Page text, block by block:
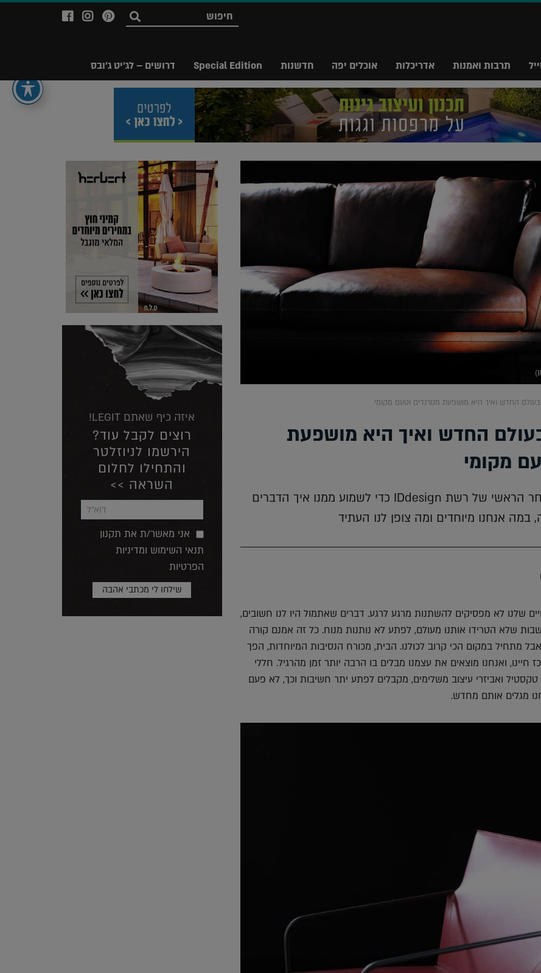
תרבות ואמנות אדריכלות אוכלים יפה חדשנות Special Edition דרושים – לג'יט ג'ובס
חפש
לעמוד
של
לעמוד
לג'יט
Legit
בעולם החדש ואיך היא מושפעת מטרנדים וטעם מקומי
בעולם החדש ואיך היא מושפעת
מקומי
פגשנו את מנהל הסחר הראשי של רשת IDdesign כדי לשמוע ממנו איך הדברים
במה אנחנו מיוחדים ומה צופן לנו העתיד
שלנו לא מפסיקים להשתנות מרגע לרגע. דברים שאתמול היו לנו חשובים,
שלא הטרידו אותנו מעולם, לפתע לא נותנות מנוח. כל זה אמנם קורה
מתחיל במקום הכי קרוב לכולנו. הבית, מכורח הנסיבות המיוחדות, הפך
חיינו, ואנחנו מוצאים את עצמנו מבלים בו הרבה יותר זמן מהרגיל. חללי
טקסטיל ואביזרי עיצוב משלימים, מקבלים לפתע יתר חשיבות וכך, לא פעם
מגלים אותם מחדש.
איזה כיף שאתם LEGIT!
רוצים לקבל עוד?
הירשמו לניוזלטר
והתחילו לחלום
השראה >>
אני מאשר/ת את תקנון
תנאי השימוש ומדיניות
הפרטיות